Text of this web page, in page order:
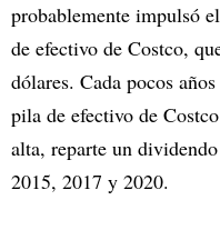
probablemente impulsó
de efectivo de Costco,
dólares. Cada pocos
pila de efectivo de
alta, reparte un
2015, 2017 y 2020.